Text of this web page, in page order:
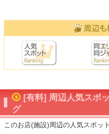
[有料] 周辺人気スポ
グ
このお店(施設)周辺の人気スポッ